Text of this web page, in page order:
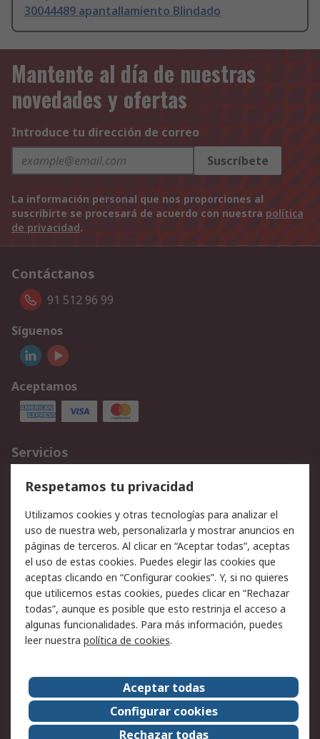
30044489 apantallamiento Blindado
Mantente al día de nuestras
novedades y ofertas
Introduce tu dirección de correo
Suscríbete
La información personal que nos proporciones al
suscribirte se procesará de acuerdo con nuestra política
de privacidad.
Contáctanos
91 512 96 99
Síguenos
Aceptamos
Servicios
Cómo realizar pedidos
Devoluciones
Facturación y pago
Ofertas
Soporte técnico
Legal
Aviso legal
Política de privacidad -
Actualizada
Política sobre cookies
Seguridad de emails
Certificaciones de
Condiciones de venta
Acerca de RS
Acerca de RS
RS Group
Respetamos tu privacidad
Utilizamos cookies y otras tecnologías para analizar el
uso de nuestra web, personalizarla y mostrar anuncios en
páginas de terceros. Al clicar en “Aceptar todas”, aceptas
el uso de estas cookies. Puedes elegir las cookies que
aceptas clicando en “Configurar cookies”. Y, si no quieres
que utilicemos estas cookies, puedes clicar en “Rechazar
todas”, aunque es posible que esto restrinja el acceso a
algunas funcionalidades. Para más información, puedes
leer nuestra política de cookies.
Aceptar todas
Configurar cookies
Rechazar todas